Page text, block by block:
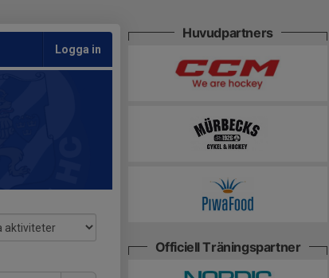
Logga in
Huvudpartners
Officiell Träningspartner